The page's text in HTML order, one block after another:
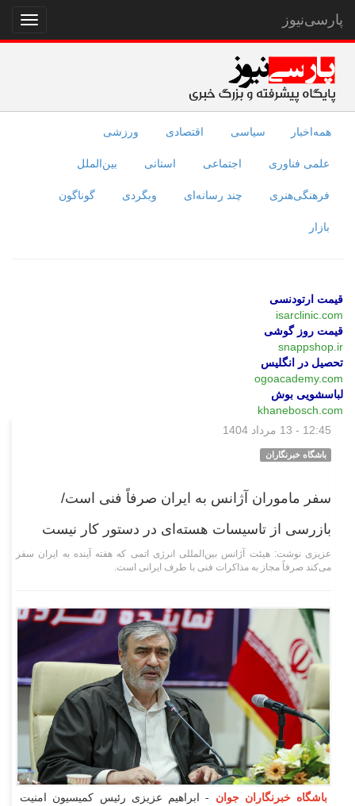
نمایش
منو
پارسی‌نیوز
همه‌اخبار سیاسی اقتصادی ورزشی
علمی فناوری اجتماعی استانی بین‌الملل
فرهنگی‌هنری چند رسانه‌ای وبگردی گوناگون
بازار
قیمت ارتودنسی
isarclinic.com
قیمت روز گوشی
snappshop.ir
تحصیل در انگلیس
ogoacademy.com
لباسشویی بوش
khanebosch.com
12:45 - 13 مرداد 1404
باشگاه خبرنگاران
سفر ماموران آژانس به ایران صرفاً فنی است/
بازرسی از تاسیسات هسته‌ای در دستور کار نیست
عزیزی نوشت: هیئت آژانس بین‌المللی انرژی اتمی که هفته آینده به ایران سفر
می‌کند صرفاً مجاز به مذاکرات فنی با طرف ایرانی است.
باشگاه خبرنگاران جوان - ابراهیم عزیزی رئیس کمیسیون امنیت